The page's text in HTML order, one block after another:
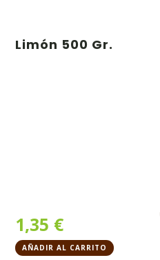
Limón 500 Gr.
1,35 €
AÑADIR AL CARRITO